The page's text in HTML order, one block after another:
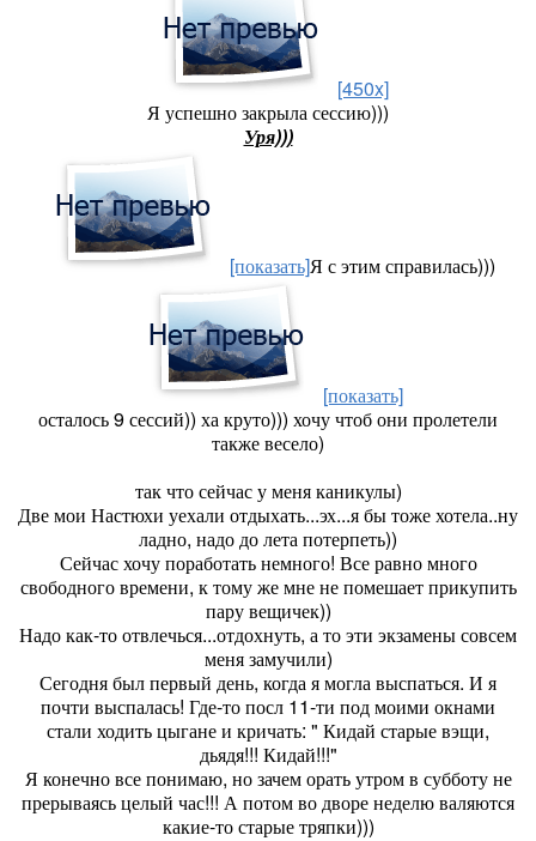
[450x]
Я успешно закрыла сессию)))
Уря)))
[показать]Я с этим справилась)))
[показать]
осталось 9 сессий)) ха круто))) хочу чтоб они пролетели
также весело)
так что сейчас у меня каникулы)
Две мои Настюхи уехали отдыхать...эх...я бы тоже хотела..ну
ладно, надо до лета потерпеть))
Сейчас хочу поработать немного! Все равно много
свободного времени, к тому же мне не помешает прикупить
пару вещичек))
Надо как-то отвлечься...отдохнуть, а то эти экзамены совсем
меня замучили)
Сегодня был первый день, когда я могла выспаться. И я
почти выспалась! Где-то посл 11-ти под моими окнами
стали ходить цыгане и кричать: " Кидай старые вэщи,
дьядя!!! Кидай!!!"
Я конечно все понимаю, но зачем орать утром в субботу не
прерываясь целый час!!! А потом во дворе неделю валяются
какие-то старые тряпки)))